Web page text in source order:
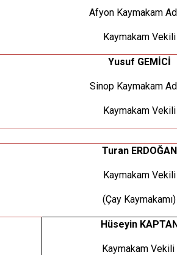
Afyon Kaymakam
Kaymakam Vekili
Yusuf GEMİCİ
Sinop Kaymakam
Kaymakam Vekili
Turan ERDOĞAN
Kaymakam Vekili
(Çay Kaymakamı)
Hüseyin
Kaymakam Vekili